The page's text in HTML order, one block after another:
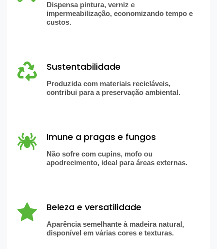
Dispensa pintura, verniz e
impermeabilização, economizando tempo e
custos.
Sustentabilidade
Produzida com materiais recicláveis,
contribui para a preservação ambiental.
Imune a pragas e fungos
Não sofre com cupins, mofo ou
apodrecimento, ideal para áreas externas.
Beleza e versatilidade
Aparência semelhante à madeira natural,
disponível em várias cores e texturas.